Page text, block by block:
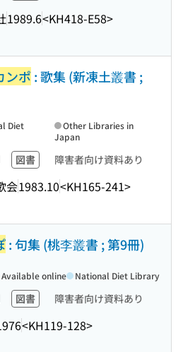
1989.6<KH418-E58>
ンポ : 歌集 (新凍土叢書 ;
図書 障害者向け資料あり
会1983.10<KH165-241>
Diet
Other Libraries in
Japan
: 句集 (桃李叢書 ; 第9冊)
図書 障害者向け資料あり
<KH119-128>
Available online National Diet Library